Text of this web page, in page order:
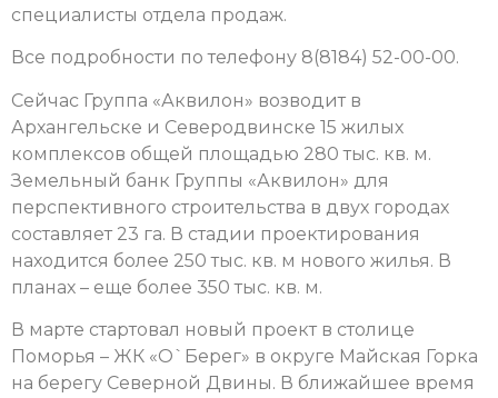
специалисты отдела продаж.
Все подробности по телефону 8(8184) 52-00-00.
Сейчас Группа «Аквилон» возводит в
Архангельске и Северодвинске 15 жилых
комплексов общей площадью 280 тыс. кв. м.
Земельный банк Группы «Аквилон» для
перспективного строительства в двух городах
составляет 23 га. В стадии проектирования
находится более 250 тыс. кв. м нового жилья. В
планах – еще более 350 тыс. кв. м.
В марте стартовал новый проект в столице
Поморья – ЖК «О`Берег» в округе Майская Горка
на берегу Северной Двины. В ближайшее время